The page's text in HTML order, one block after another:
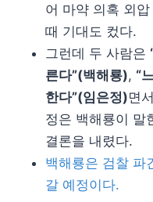
어 마약 의혹 외
때 기대도 컸다.
그런데 두 사람은
른다”(백해룡), “
한다”(임은정)면
정은 백해룡이 말
결론을 내렸다.
백해룡은 검찰 파
갈 예정이다.